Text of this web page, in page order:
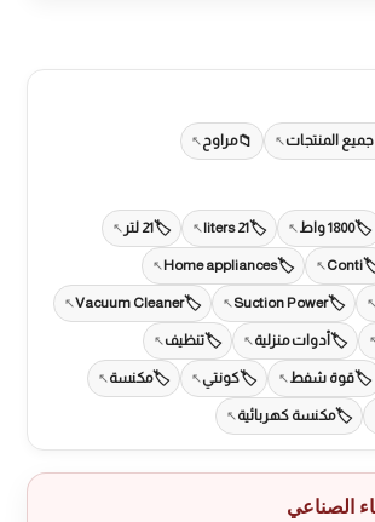
جميع المنتجات مراوح
1800 واط 21 liters 21 لتر
Conti
Home appliances
Suction Power
Vacuum Cleaner
أدوات منزلية تنظيف
قوة شفط كونتي مكنسة
مكنسة كهربائية